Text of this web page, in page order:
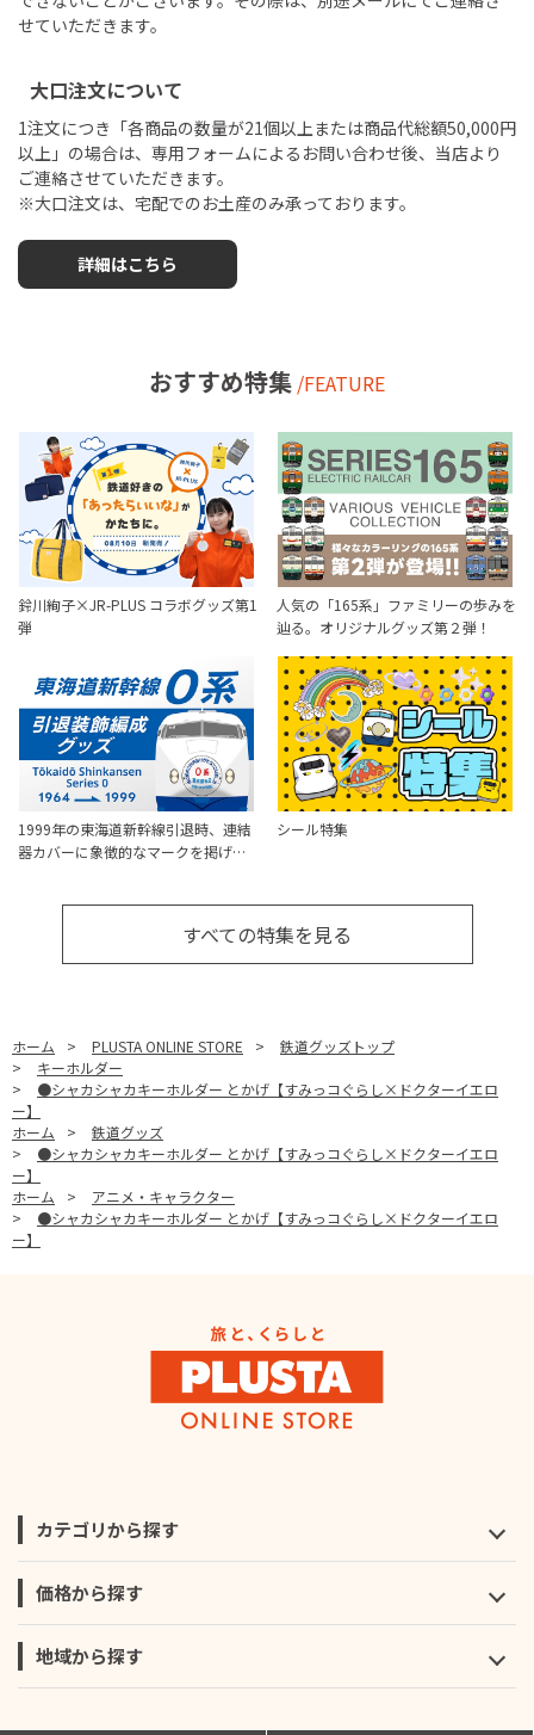
せていただきます。
大口注文について
1注文につき「各商品の数量が21個以上または商品代総額50,000円
以上」の場合は、専用フォームによるお問い合わせ後、当店より
ご連絡させていただきます。
※大口注文は、宅配でのお土産のみ承っております。
詳細はこちら
おすすめ特集 /FEATURE
鈴川絢子×JR-PLUS コラボグッズ第1
弾
人気の「165系」ファミリーの歩みを
辿る。オリジナルグッズ第２弾！
1999年の東海道新幹線引退時、連結
器カバーに象徴的なマークを掲げ…
シール特集
すべての特集を見る
ホーム > PLUSTA ONLINE STORE >
鉄道グッズトップ
>
キーホルダー
>
●シャカシャカキーホルダー とかげ【すみっコぐらし×ドクターイエロ
ー】
ホーム
>
鉄道グッズ
>
●シャカシャカキーホルダー とかげ【すみっコぐらし×ドクターイエロ
ー】
ホーム
>
アニメ・キャラクター
>
●シャカシャカキーホルダー とかげ【すみっコぐらし×ドクターイエロ
ー】
カテゴリから探す
価格から探す
地域から探す